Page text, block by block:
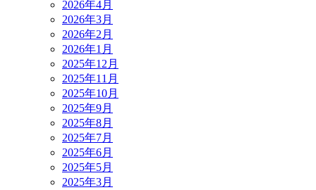
2026年4月
2026年3月
2026年2月
2026年1月
2025年12月
2025年11月
2025年10月
2025年9月
2025年8月
2025年7月
2025年6月
2025年5月
2025年3月